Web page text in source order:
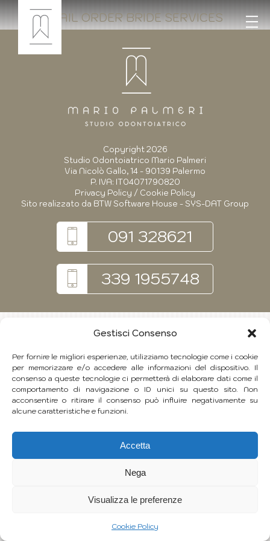
Gestisci Consenso
Per fornire le migliori esperienze, utilizziamo tecnologie come i cookie
per memorizzare e/o accedere alle informazioni del dispositivo. Il
consenso a queste tecnologie ci permetterà di elaborare dati come il
comportamento di navigazione o ID unici su questo sito. Non
acconsentire o ritirare il consenso può influire negativamente su
alcune caratteristiche e funzioni.
Accetta
Nega
Visualizza le preferenze
Cookie Policy
MAIL ORDER BRIDE SERVICES
Copyright 2026
Studio Odontoiatrico Mario Palmeri
Via Nicolò Gallo, 14 - 90139 Palermo
P. IVA: IT04071790820
Privacy Policy / Cookie Policy
Sito realizzato da BTW Software House - SYS-DAT Group
091 328621
339 1955748